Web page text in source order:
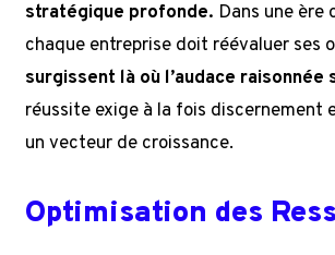
stratégique profonde. Dans une
chaque entreprise doit réévaluer ses
surgissent là où l’audace
réussite exige à la fois discernement
un vecteur de croissance.
Optimisation des